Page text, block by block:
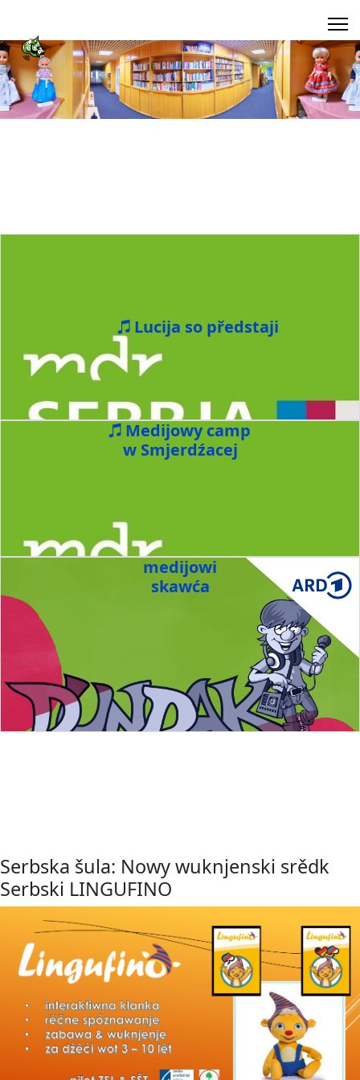
Lucija so předstaji
Medijowy camp
w Smjerdźacej
medijowi
skawća
Serbska šula: Nowy wuknjenski srědk
Serbski LINGUFINO